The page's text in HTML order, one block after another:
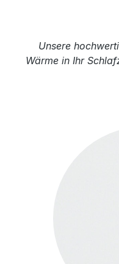
Unsere
Wärme in Ihr